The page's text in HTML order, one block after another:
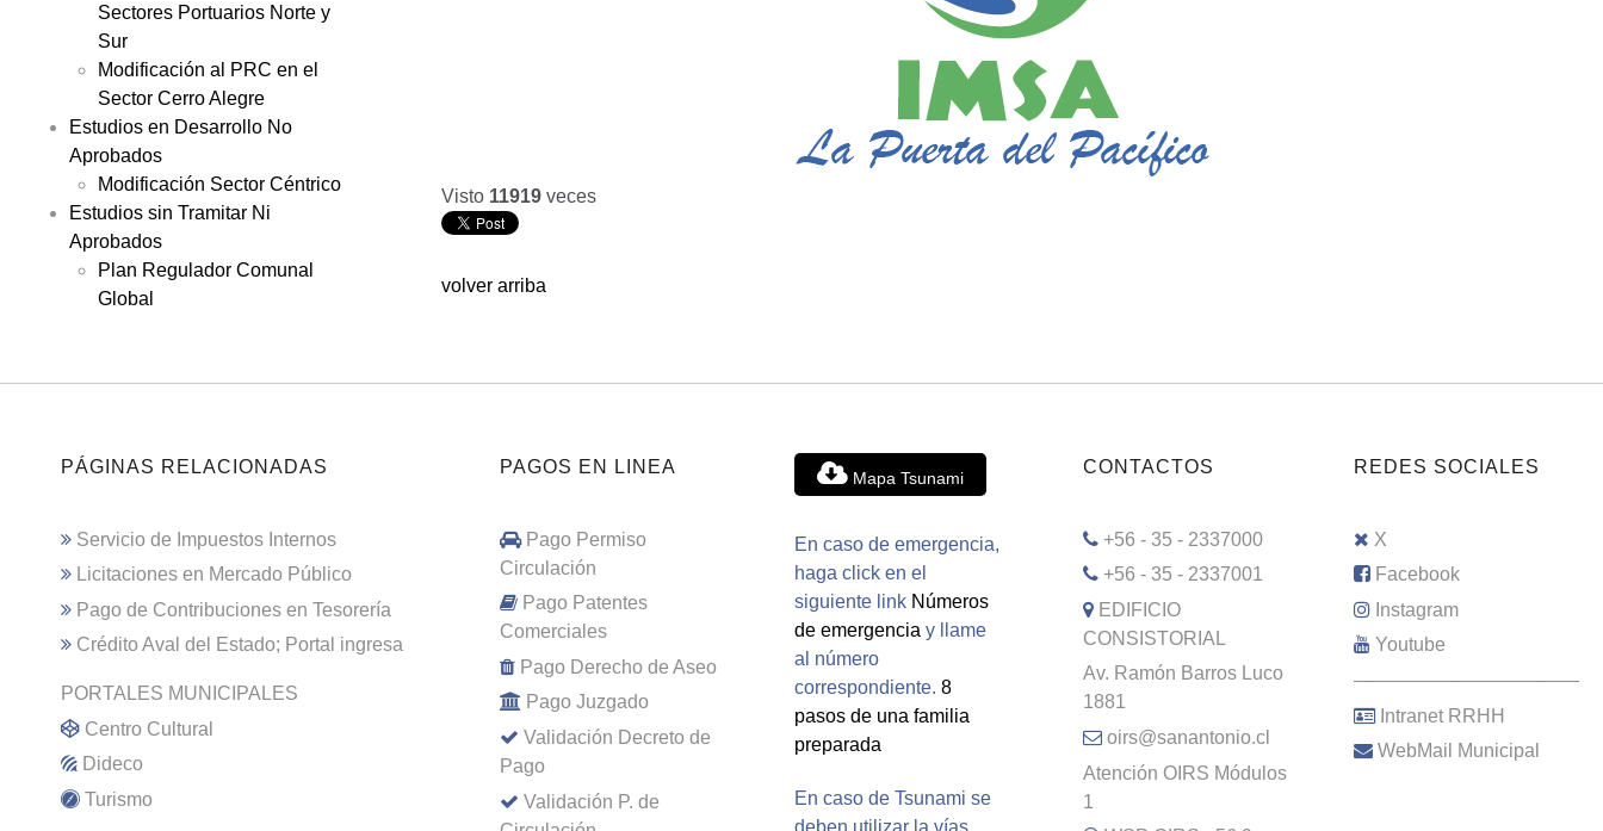
Sectores Portuarios Norte y
Sur
Modificación al PRC en el
Sector Cerro Alegre
Estudios en Desarrollo No
Aprobados
Modificación Sector Céntrico
Estudios sin Tramitar Ni
Aprobados
Plan Regulador Comunal
Global
Visto 11919 veces
volver arriba
PÁGINAS RELACIONADAS
Servicio de Impuestos Internos
Licitaciones en Mercado Público
Pago de Contribuciones en Tesorería
Crédito Aval del Estado; Portal ingresa
PORTALES MUNICIPALES
Centro Cultural
Dideco
Turismo
PAGOS EN LINEA
Pago Permiso
Circulación
Pago Patentes
Comerciales
Pago Derecho de Aseo
Pago Juzgado
Validación Decreto de
Pago
Validación P. de
Mapa Tsunami
En caso de emergencia,
haga click en el
siguiente link Números
de emergencia y llame
al número
correspondiente. 8
pasos de una familia
preparada
En caso de Tsunami se
deben utilizar la vías
CONTACTOS
+56 - 35 - 2337000
+56 - 35 - 2337001
EDIFICIO
CONSISTORIAL
Av. Ramón Barros Luco
1881
oirs@sanantonio.cl
Atención OIRS Módulos
1
REDES SOCIALES
X
Facebook
Instagram
Youtube
–––––––––––––––––––––
Intranet RRHH
WebMail Municipal